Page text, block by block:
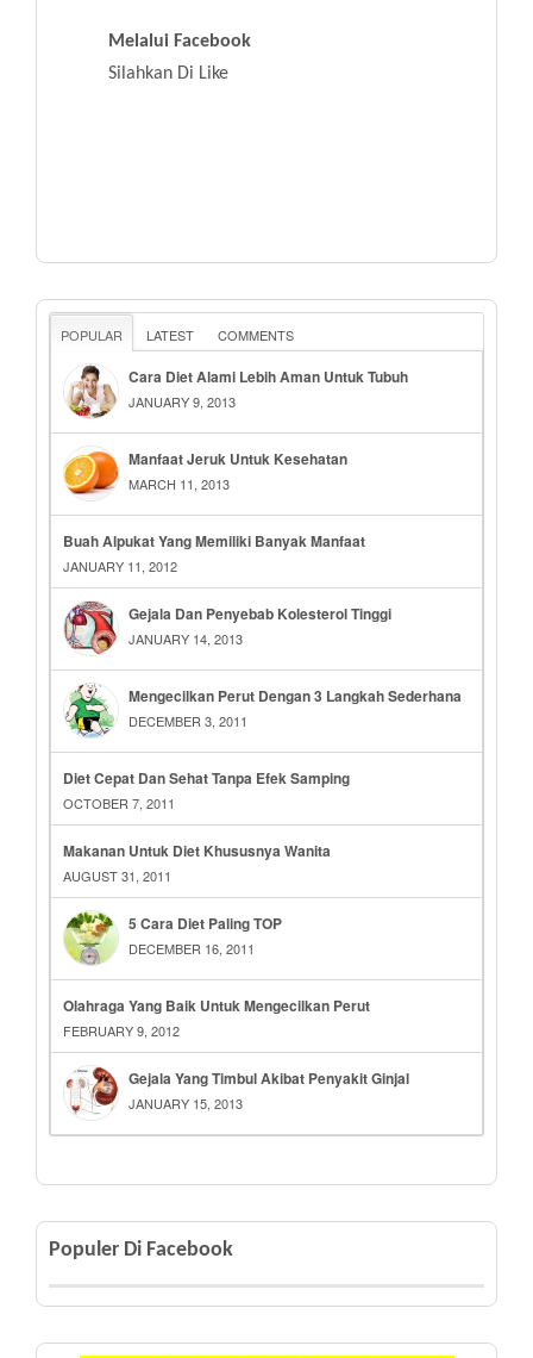
Melalui Facebook
Silahkan Di Like
POPULAR LATEST COMMENTS
Cara Diet Alami Lebih Aman Untuk Tubuh
JANUARY 9, 2013
Manfaat Jeruk Untuk Kesehatan
MARCH 11, 2013
Buah Alpukat Yang Memiliki Banyak Manfaat
JANUARY 11, 2012
Gejala Dan Penyebab Kolesterol Tinggi
JANUARY 14, 2013
Mengecilkan Perut Dengan 3 Langkah Sederhana
DECEMBER 3, 2011
Diet Cepat Dan Sehat Tanpa Efek Samping
OCTOBER 7, 2011
Makanan Untuk Diet Khususnya Wanita
AUGUST 31, 2011
5 Cara Diet Paling TOP
DECEMBER 16, 2011
Olahraga Yang Baik Untuk Mengecilkan Perut
FEBRUARY 9, 2012
Gejala Yang Timbul Akibat Penyakit Ginjal
JANUARY 15, 2013
Populer Di Facebook